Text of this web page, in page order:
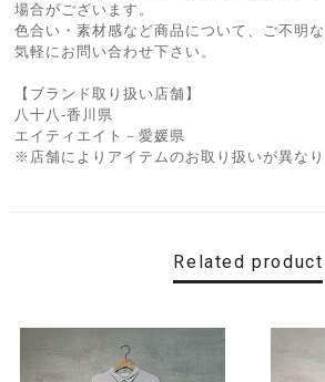
場合がございます。
色合い・素材感など商品について、ご不明
気軽にお問い合わせ下さい。
【ブランド取り扱い店舗】
八十八-香川県
エイティエイト－愛媛県
※店舗によりアイテムのお取り扱いが異なり
Related product